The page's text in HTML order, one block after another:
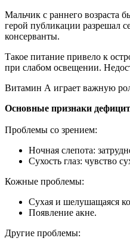
Мальчик с раннего возраста
герой публикации разрешал
консерванты.
Такое питание привело к
при слабом освещении.
Витамин А играет важную
Основные признаки
Проблемы со зрением:
Ночная слепота:
Сухость глаз: чувство
Кожные проблемы:
Сухая и шелушащаяся
Появление акне.
Другие проблемы: